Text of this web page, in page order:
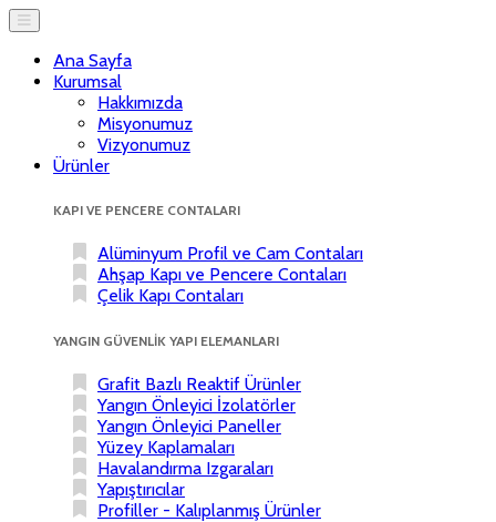
Ana Sayfa
Kurumsal
Hakkımızda
Misyonumuz
Vizyonumuz
Ürünler
KAPI VE PENCERE CONTALARI
Alüminyum Profil ve Cam Contaları
Ahşap Kapı ve Pencere Contaları
Çelik Kapı Contaları
YANGIN GÜVENLİK YAPI ELEMANLARI
Grafit Bazlı Reaktif Ürünler
Yangın Önleyici İzolatörler
Yangın Önleyici Paneller
Yüzey Kaplamaları
Havalandırma Izgaraları
Yapıştırıcılar
Profiller - Kalıplanmış Ürünler